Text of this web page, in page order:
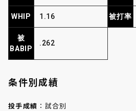
WHIP 1.16 被打率
被
BABIP
.262
条件別成績
投手成績 ：試合別